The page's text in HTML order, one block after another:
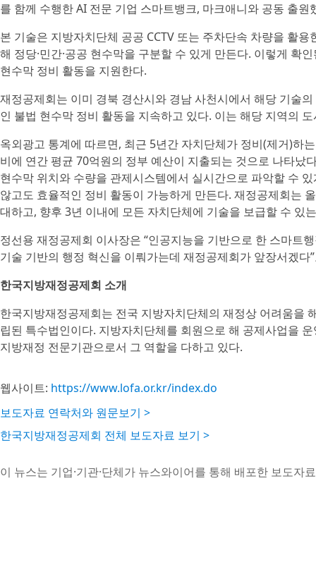
를 함께 수행한 AI 전문 기업 스마트뱅크, 마크애니와 공동 출원
본 기술은 지방자치단체 공공 CCTV 또는 주차단속 차량을 활
해 정당·민간·공공 현수막을 구분할 수 있게 만든다. 이렇게
현수막 정비 활동을 지원한다.
재정공제회는 이미 경북 경산시와 경남 사천시에서 해당 기술
인 불법 현수막 정비 활동을 지속하고 있다. 이는 해당 지역의
옥외광고 통계에 따르면, 최근 5년간 자치단체가 정비(제거)하
비에 연간 평균 70억원의 정부 예산이 지출되는 것으로 나타
현수막 위치와 수량을 관제시스템에서 실시간으로 파악할 수
않고도 효율적인 정비 활동이 가능하게 만든다. 재정공제회는
대하고, 향후 3년 이내에 모든 자치단체에 기술을 보급할 수 있
정선용 재정공제회 이사장은 “인공지능을 기반으로 한 스마트
기술 기반의 행정 혁신을 이뤄가는데 재정공제회가 앞장서겠다
한국지방재정공제회 소개
한국지방재정공제회는 전국 지방자치단체의 재정상 어려움을
립된 특수법인이다. 지방자치단체를 회원으로 해 공제사업을
지방재정 전문기관으로서 그 역할을 다하고 있다.
웹사이트: https://www.lofa.or.kr/index.do
보도자료 연락처와 원문보기 >
한국지방재정공제회 전체 보도자료 보기 >
이 뉴스는 기업·기관·단체가 뉴스와이어를 통해 배포한 보도자